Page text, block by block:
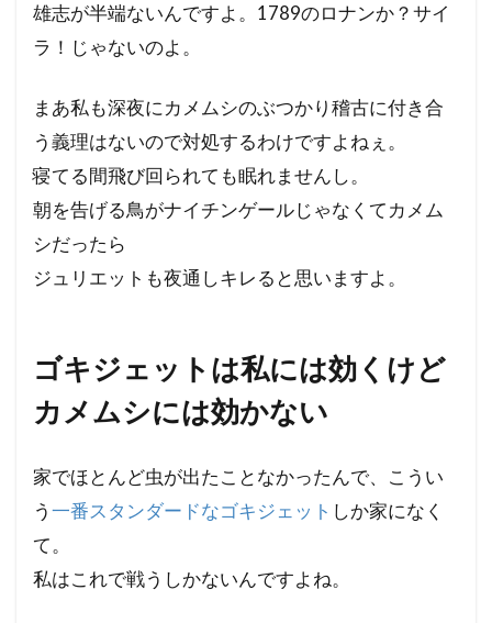
雄志が半端ないんですよ。1789のロナンか？サイ
ラ！じゃないのよ。
まあ私も深夜にカメムシのぶつかり稽古に付き合
う義理はないので対処するわけですよねぇ。
寝てる間飛び回られても眠れませんし。
朝を告げる鳥がナイチンゲールじゃなくてカメム
シだったら
ジュリエットも夜通しキレると思いますよ。
ゴキジェットは私には効くけど
カメムシには効かない
家でほとんど虫が出たことなかったんで、こうい
う一番スタンダードなゴキジェット しか家になく
て。
私はこれで戦うしかないんですよね。